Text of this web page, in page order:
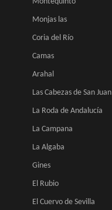
Monjas las
Coria del Río
Camas
Arahal
Las Cabezas de San Juan
La Roda de Andalucía
La Campana
La Algaba
Gines
El Rubio
El Cuervo de Sevilla